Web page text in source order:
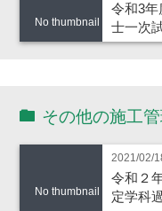
No thumbnail
令和3年
士一次
その他の施工
No thumbnail
2021/02/
令和２
定学科